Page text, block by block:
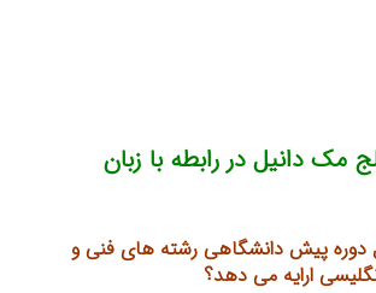
دانیل در رابطه با زبان
دوره پیش دانشگاهی رشته های فنی و
ارایه می دهد؟